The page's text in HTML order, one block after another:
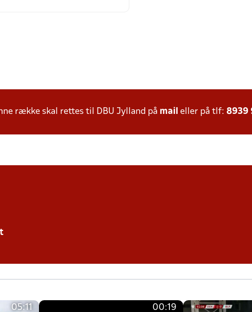
række skal rettes til DBU Jylland på mail eller på tlf: 8939
05:11 00:19